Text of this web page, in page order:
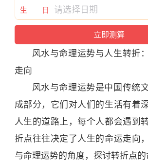
生 日
风水与命理运势与人生转折
走向
风水与命理运势是中国传统
成部分，它们对人们的生活有着
人生的道路上，每个人都会遇到
折点往往决定了人生的命运走向
与命理运势的角度，探讨转折点的